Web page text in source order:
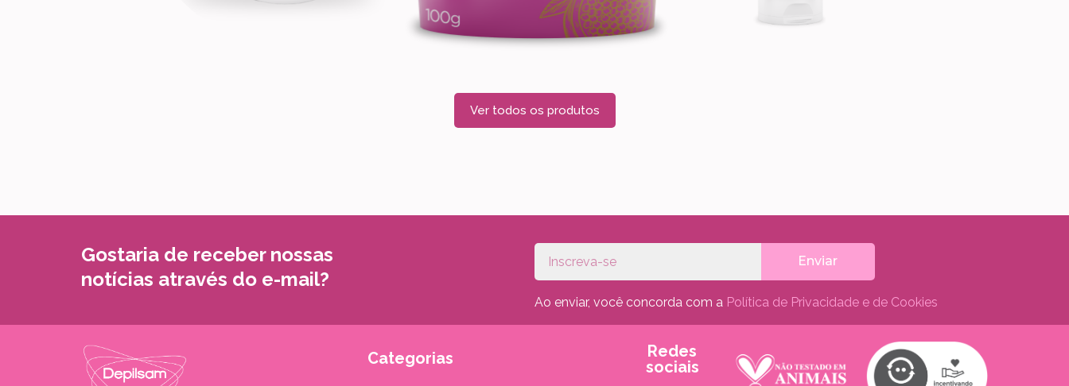
Ver todos os produtos
Gostaria de receber nossas
notícias através do e-mail?
Enviar
Ao enviar, você concorda com a Política de Privacidade e de Cookies
Categorias
Redes
sociais